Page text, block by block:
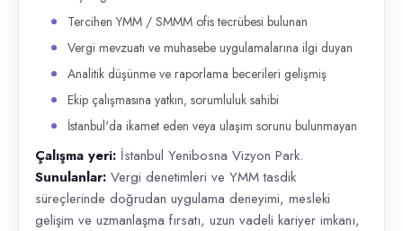
Tercihen YMM / SMMM ofis tecrübesi bulunan
Vergi mevzuatı ve muhasebe uygulamalarına ilgi duyan
Analitik düşünme ve raporlama becerileri gelişmiş
Ekip çalışmasına yatkın, sorumluluk sahibi
İstanbul'da ikamet eden veya ulaşım sorunu bulunmayan
Çalışma yeri: İstanbul Yenibosna Vizyon Park.
Sunulanlar: Vergi denetimleri ve YMM tasdik
süreçlerinde doğrudan uygulama deneyimi, mesleki
gelişim ve uzmanlaşma fırsatı, uzun vadeli kariyer imkanı,